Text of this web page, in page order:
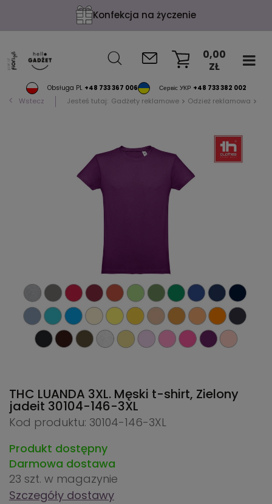
Konfekcja na życzenie
Obsługa PL +48 733 367 006 Сервіс УКР +48 733 382 002
0,00
ZŁ
Wstecz Jesteś tutaj: Gadżety reklamowe Odzież reklamowa
THC LUANDA 3XL. Męski t-shirt, Zielony
jadeit 30104-146-3XL
Kod produktu: 30104-146-3XL
Produkt dostępny
Darmowa dostawa
23 szt. w magazynie
Szczegóły dostawy